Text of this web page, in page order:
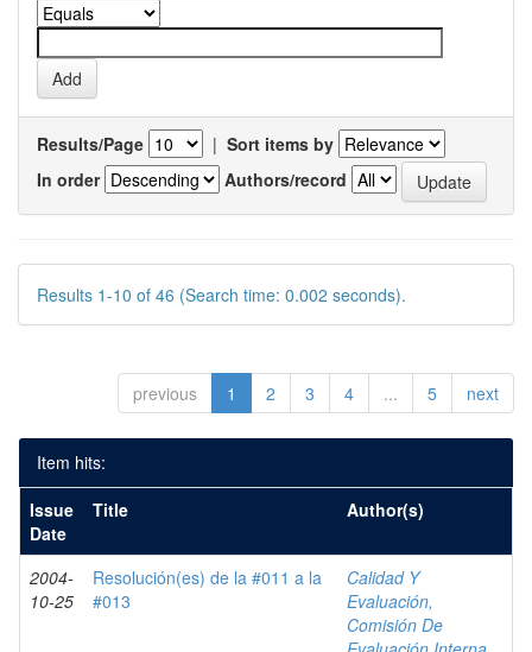
Results/Page | Sort items by
In order
Authors/record
Results 1-10 of 46 (Search time: 0.002 seconds).
previous 1 2 3 4 ... 5 next
Item hits:
Issue
Date
Title Author(s)
2004-
10-25
Resolución(es) de la #011 a la
#013
Calidad Y
Evaluación,
Comisión De